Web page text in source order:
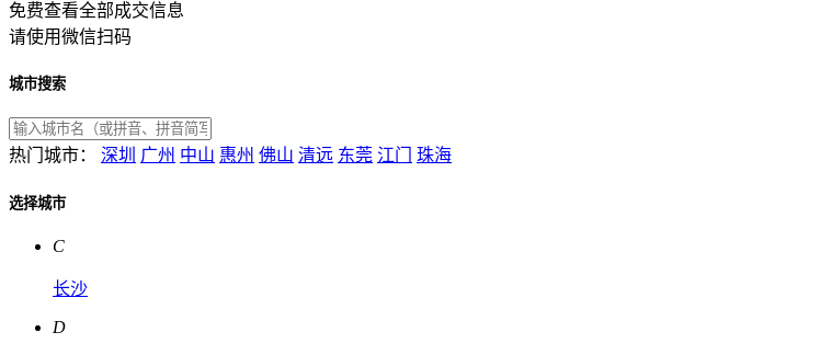
免费查看全部成交信息
请使用微信扫码
城市搜索
热门城市： 深圳 广州 中山 惠州 佛山 清远 东莞 江门 珠海
选择城市
C
长沙
D